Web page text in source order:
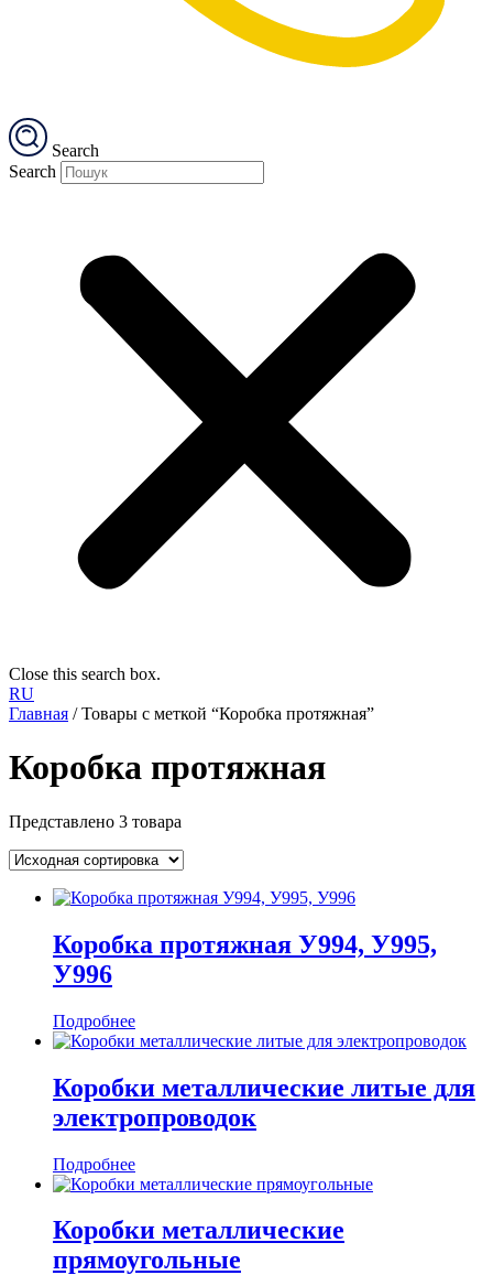
Search
Search
Close this search box.
RU
Главная / Товары с меткой “Коробка протяжная”
Коробка протяжная
Представлено 3 товара
Коробка протяжная У994, У995,
У996
Подробнее
Коробки металлические литые для
электропроводок
Подробнее
Коробки металлические
прямоугольные